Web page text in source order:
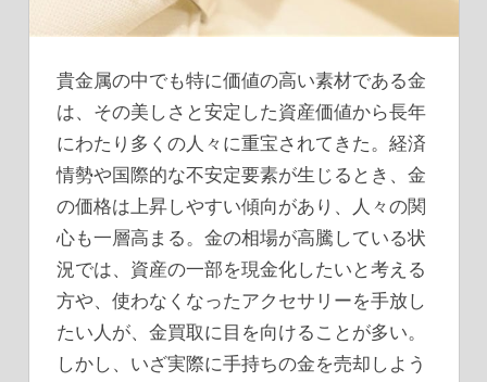
貴金属の中でも特に価値の高い素材である金
は、その美しさと安定した資産価値から長年
にわたり多くの人々に重宝されてきた。 経済
情勢や国際的な不安定要素が生じるとき、金
の価格は上昇しやすい傾向があり、人々の関
心も一層高まる。金の相場が高騰している状
況では、資産の一部を現金化したいと考える
方や、使わなくなったアクセサリーを手放し
たい人が、金買取に目を向けることが多い。
しかし、いざ実際に手持ちの金を売却しよう